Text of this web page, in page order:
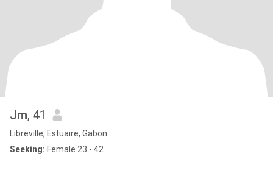
Jm, 41
Libreville, Estuaire, Gabon
Seeking: Female 23 - 42